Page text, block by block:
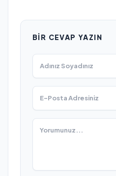
BIR CEVAP YAZIN